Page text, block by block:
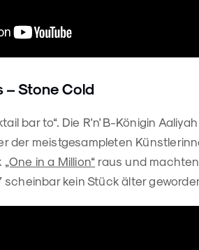
– Stone Cold
bar to“. Die R'n'B-Königin
der meistgesampleten
„One in a Million“ raus und
scheinbar kein Stück älter